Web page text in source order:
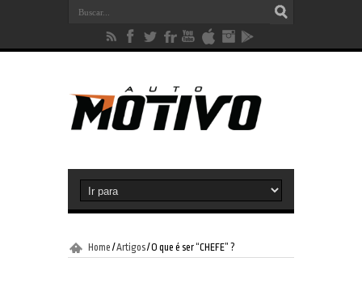
Home /Artigos/O que é ser “CHEFE” ?